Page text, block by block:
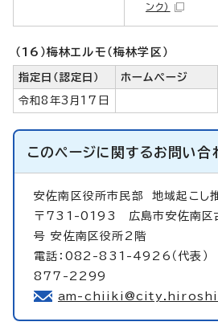
ンク）
（16）梅林エルモ（梅林学区）
指定日（認定日） ホームページ
令和8年3月17日
このページに関するお問い合
安佐南区役所市民部 地域起こし
〒731-0193 広島市安佐南区
号 安佐南区役所2階
電話：082-831-4926（代表）
877-2299
am-